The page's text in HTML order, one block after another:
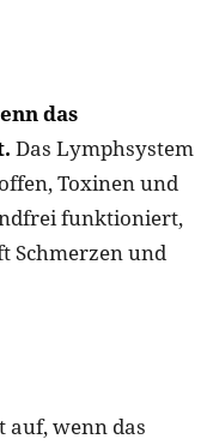
das
Das Lymphsystem
Toxinen und
funktioniert,
Schmerzen und
auf, wenn das